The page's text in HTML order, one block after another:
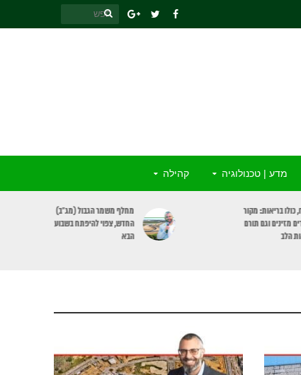
מדע | טכנולוגיה קהילה
כולו בריאות: מקור
מזינים וגם תורם
הלב
מחלף משמר הגבול (מג”ב)
החדש, צפוי להיפתח בשבוע
הבא